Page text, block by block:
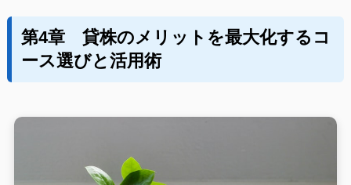
第4章 貸株のメリットを最大化するコ
ース選びと活用術